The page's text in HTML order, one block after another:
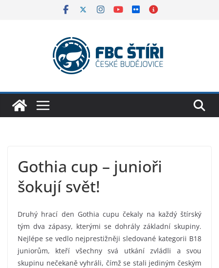
Gothia cup – junioři
šokují svět!
Druhý hrací den Gothia cupu čekaly na každý štírský
tým dva zápasy, kterými se dohrály základní skupiny.
Nejlépe se vedlo nejprestižněji sledované kategorii B18
juniorům, kteří všechny svá utkání zvládli a svou
skupinu nečekaně vyhráli, čímž se stali jediným českým